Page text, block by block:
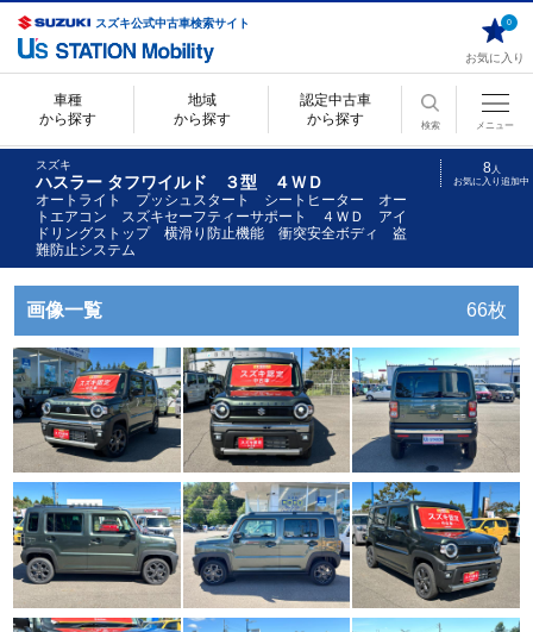
スズキ公式中古車検索サイト
お気に入り
0
車種
から探す
地域
から探す
認定中古車
から探す
検索 メニュー
スズキ
ハスラー タフワイルド ３型 ４ＷＤ
オートライト プッシュスタート シートヒーター オー
トエアコン スズキセーフティーサポート ４ＷＤ アイ
ドリングストップ 横滑り防止機能 衝突安全ボディ 盗
難防止システム
8人
お気に入り追加中
画像一覧 66枚